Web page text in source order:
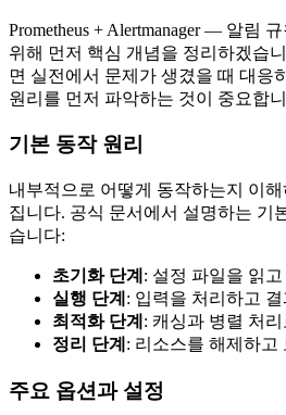
Prometheus + Alertmanager — 알림
위해 먼저 핵심 개념을 정리하겠습
면 실전에서 문제가 생겼을 때 대응
원리를 먼저 파악하는 것이 중요합
기본 동작 원리
내부적으로 어떻게 동작하는지 이
집니다. 공식 문서에서 설명하는 기
습니다:
초기화 단계 : 설정 파일을 읽
실행 단계 : 입력을 처리하고
최적화 단계 : 캐싱과 병렬 처
정리 단계 : 리소스를 해제하고
주요 옵션과 설정